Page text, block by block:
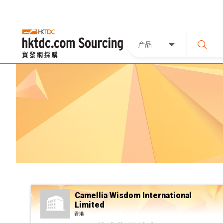
产品
Camellia Wisdom International
Limited
香港